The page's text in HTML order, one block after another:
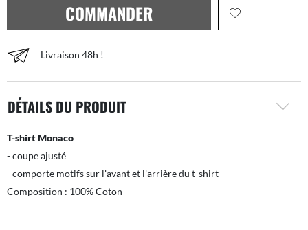
COMMANDER
Livraison 48h !
DÉTAILS DU PRODUIT
T-shirt Monaco
- coupe ajusté
- comporte motifs sur l'avant et l'arrière du t-shirt
Composition : 100% Coton